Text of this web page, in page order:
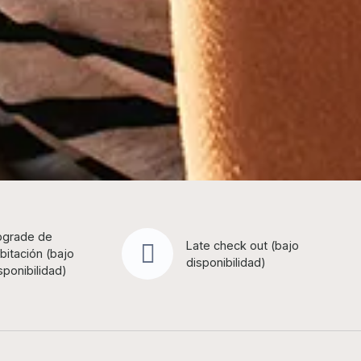
de
(bajo
Late check out (bajo
disponibilidad)